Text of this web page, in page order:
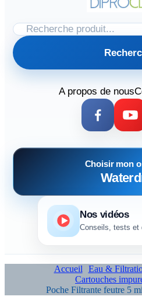
A propos de nous
Choisir mon
Nos vidéos
Conseils, tests et
Accueil Eau &
Cartouches
Poche Filtrante feutre 5